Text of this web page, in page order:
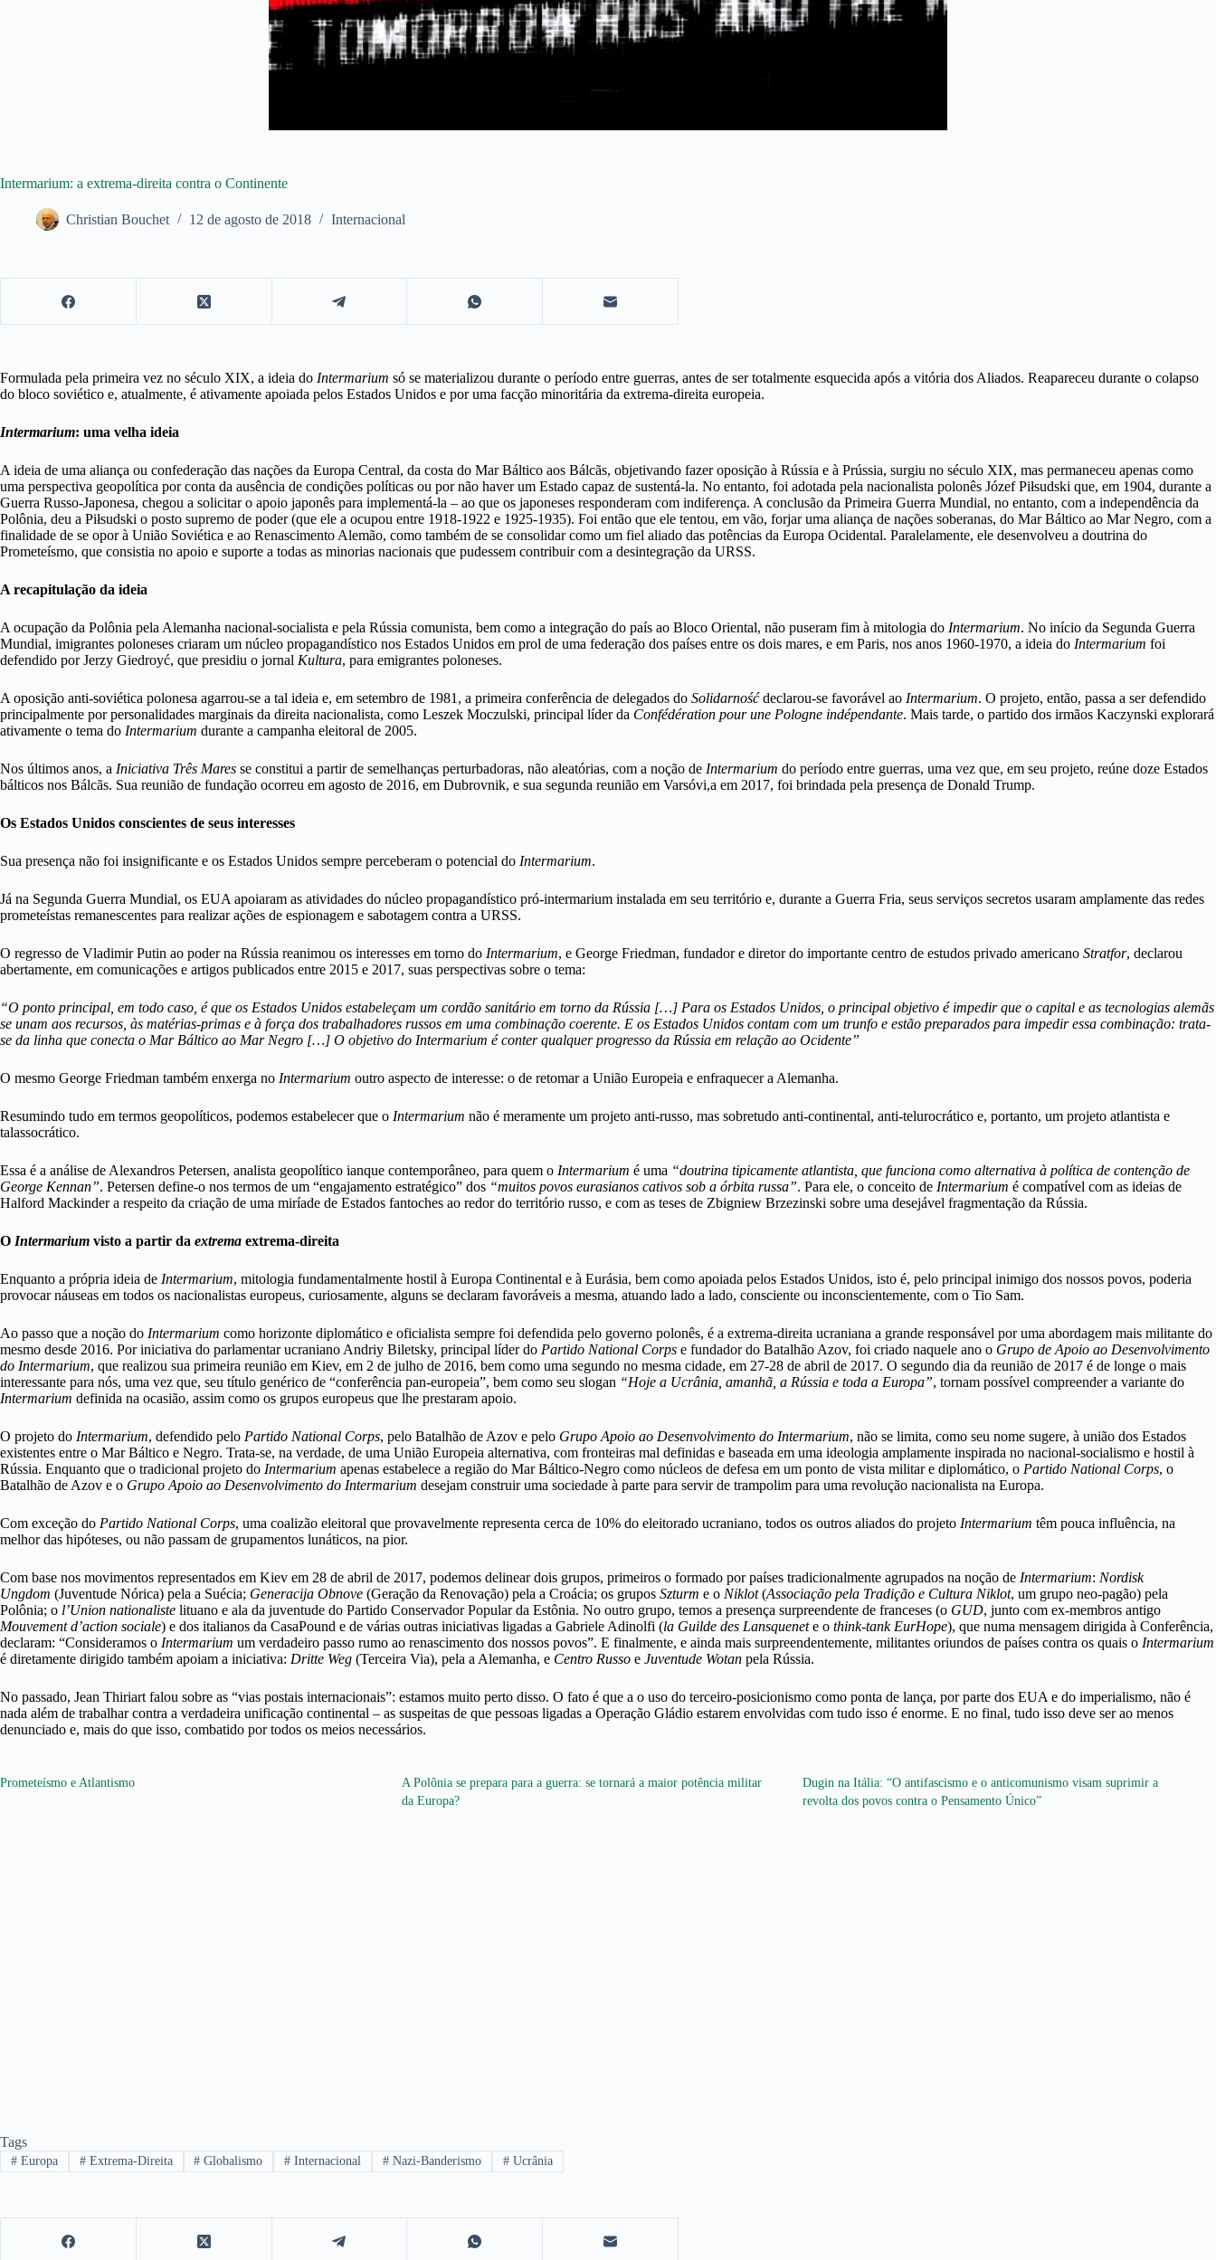
Intermarium: a extrema-direita contra o Continente
Christian Bouchet 12 de agosto de 2018 Internacional
Formulada pela primeira vez no século XIX, a ideia do Intermarium só se materializou durante o período entre guerras, antes de ser totalmente esquecida após a vitória dos Aliados. Reapareceu durante o colapso
do bloco soviético e, atualmente, é ativamente apoiada pelos Estados Unidos e por uma facção minoritária da extrema-direita europeia.
Intermarium: uma velha ideia
A ideia de uma aliança ou confederação das nações da Europa Central, da costa do Mar Báltico aos Bálcãs, objetivando fazer oposição à Rússia e à Prússia, surgiu no século XIX, mas permaneceu apenas como
uma perspectiva geopolítica por conta da ausência de condições políticas ou por não haver um Estado capaz de sustentá-la. No entanto, foi adotada pela nacionalista polonês Józef Piłsudski que, em 1904, durante a
Guerra Russo-Japonesa, chegou a solicitar o apoio japonês para implementá-la – ao que os japoneses responderam com indiferença. A conclusão da Primeira Guerra Mundial, no entanto, com a independência da
Polônia, deu a Piłsudski o posto supremo de poder (que ele a ocupou entre 1918-1922 e 1925-1935). Foi então que ele tentou, em vão, forjar uma aliança de nações soberanas, do Mar Báltico ao Mar Negro, com a
finalidade de se opor à União Soviética e ao Renascimento Alemão, como também de se consolidar como um fiel aliado das potências da Europa Ocidental. Paralelamente, ele desenvolveu a doutrina do
Prometeísmo, que consistia no apoio e suporte a todas as minorias nacionais que pudessem contribuir com a desintegração da URSS.
A recapitulação da ideia
A ocupação da Polônia pela Alemanha nacional-socialista e pela Rússia comunista, bem como a integração do país ao Bloco Oriental, não puseram fim à mitologia do Intermarium. No início da Segunda Guerra
Mundial, imigrantes poloneses criaram um núcleo propagandístico nos Estados Unidos em prol de uma federação dos países entre os dois mares, e em Paris, nos anos 1960-1970, a ideia do Intermarium foi
defendido por Jerzy Giedroyć, que presidiu o jornal Kultura, para emigrantes poloneses.
A oposição anti-soviética polonesa agarrou-se a tal ideia e, em setembro de 1981, a primeira conferência de delegados do Solidarnośćdeclarou-se favorável ao Intermarium. O projeto, então, passa a ser defendido
principalmente por personalidades marginais da direita nacionalista, como Leszek Moczulski, principal líder da Confédération pour une Pologne indépendante. Mais tarde, o partido dos irmãos Kaczynski explorará
ativamente o tema do Intermarium durante a campanha eleitoral de 2005.
Nos últimos anos, a Iniciativa Três Mares se constitui a partir de semelhanças perturbadoras, não aleatórias, com a noção de Intermarium do período entre guerras, uma vez que, em seu projeto, reúne doze Estados
bálticos nos Bálcãs. Sua reunião de fundação ocorreu em agosto de 2016, em Dubrovnik, e sua segunda reunião em Varsóvi,a em 2017, foi brindada pela presença de Donald Trump.
Os Estados Unidos conscientes de seus interesses
Sua presença não foi insignificante e os Estados Unidos sempre perceberam o potencial do Intermarium.
Já na Segunda Guerra Mundial, os EUA apoiaram as atividades do núcleo propagandístico pró-intermarium instalada em seu território e, durante a Guerra Fria, seus serviços secretos usaram amplamente das redes
prometeístas remanescentes para realizar ações de espionagem e sabotagem contra a URSS.
O regresso de Vladimir Putin ao poder na Rússia reanimou os interesses em torno do Intermarium, e George Friedman, fundador e diretor do importante centro de estudos privado americano Stratfor, declarou
abertamente, em comunicações e artigos publicados entre 2015 e 2017, suas perspectivas sobre o tema:
“O ponto principal, em todo caso, é que os Estados Unidos estabeleçam um cordão sanitário em torno da Rússia […] Para os Estados Unidos, o principal objetivo é impedir que o capital e as tecnologias alemãs
se unam aos recursos, às matérias-primas e à força dos trabalhadores russos em uma combinação coerente. E os Estados Unidos contam com um trunfo e estão preparados para impedir essa combinação: trata-
se da linha que conecta o Mar Báltico ao Mar Negro […] O objetivo do Intermarium é conter qualquer progresso da Rússia em relação ao Ocidente”
O mesmo George Friedman também enxerga no Intermarium outro aspecto de interesse: o de retomar a União Europeia e enfraquecer a Alemanha.
Resumindo tudo em termos geopolíticos, podemos estabelecer que o Intermarium não é meramente um projeto anti-russo, mas sobretudo anti-continental, anti-telurocrático e, portanto, um projeto atlantista e
talassocrático.
Essa é a análise de Alexandros Petersen, analista geopolítico ianque contemporâneo, para quem o Intermarium é uma “doutrina tipicamente atlantista, que funciona como alternativa à política de contenção de
George Kennan”. Petersen define-o nos termos de um “engajamento estratégico” dos “muitos povos eurasianos cativos sob a órbita russa”. Para ele, o conceito de Intermarium é compatível com as ideias de
Halford Mackinder a respeito da criação de uma miríade de Estados fantoches ao redor do território russo, e com as teses de Zbigniew Brzezinski sobre uma desejável fragmentação da Rússia.
O Intermarium visto a partir da extrema extrema-direita
Enquanto a própria ideia de Intermarium, mitologia fundamentalmente hostil à Europa Continental e à Eurásia, bem como apoiada pelos Estados Unidos, isto é, pelo principal inimigo dos nossos povos, poderia
provocar náuseas em todos os nacionalistas europeus, curiosamente, alguns se declaram favoráveis a mesma, atuando lado a lado, consciente ou inconscientemente, com o Tio Sam.
Ao passo que a noção do Intermarium como horizonte diplomático e oficialista sempre foi defendida pelo governo polonês, é a extrema-direita ucraniana a grande responsável por uma abordagem mais militante do
mesmo desde 2016. Por iniciativa do parlamentar ucraniano Andriy Biletsky, principal líder do Partido National Corps e fundador do Batalhão Azov, foi criado naquele ano o Grupo de Apoio ao Desenvolvimento
do Intermarium, que realizou sua primeira reunião em Kiev, em 2 de julho de 2016, bem como uma segundo no mesma cidade, em 27-28 de abril de 2017. O segundo dia da reunião de 2017 é de longe o mais
interessante para nós, uma vez que, seu título genérico de “conferência pan-europeia”, bem como seu slogan “Hoje a Ucrânia, amanhã, a Rússia e toda a Europa”, tornam possível compreender a variante do
Intermarium definida na ocasião, assim como os grupos europeus que lhe prestaram apoio.
O projeto do Intermarium, defendido pelo Partido National Corps, pelo Batalhão de Azov e pelo Grupo Apoio ao Desenvolvimento do Intermarium, não se limita, como seu nome sugere, à união dos Estados
existentes entre o Mar Báltico e Negro. Trata-se, na verdade, de uma União Europeia alternativa, com fronteiras mal definidas e baseada em uma ideologia amplamente inspirada no nacional-socialismo e hostil à
Rússia. Enquanto que o tradicional projeto do Intermarium apenas estabelece a região do Mar Báltico-Negro como núcleos de defesa em um ponto de vista militar e diplomático, o Partido National Corps, o
Batalhão de Azov e o Grupo Apoio ao Desenvolvimento do Intermarium desejam construir uma sociedade à parte para servir de trampolim para uma revolução nacionalista na Europa.
Com exceção do Partido National Corps, uma coalizão eleitoral que provavelmente representa cerca de 10% do eleitorado ucraniano, todos os outros aliados do projeto Intermarium têm pouca influência, na
melhor das hipóteses, ou não passam de grupamentos lunáticos, na pior.
Com base nos movimentos representados em Kiev em 28 de abril de 2017, podemos delinear dois grupos, primeiros o formado por países tradicionalmente agrupados na noção de Intermarium: Nordisk
Ungdom (Juventude Nórica) pela a Suécia; Generacija Obnove (Geração da Renovação) pela a Croácia; os grupos Szturm e o Niklot(Associação pela Tradição e Cultura Niklot, um grupo neo-pagão) pela
Polônia; o l’Union nationaliste lituano e ala da juventude do Partido Conservador Popular da Estônia. No outro grupo, temos a presença surpreendente de franceses (o GUD, junto com ex-membros antigo
Mouvement d’action sociale) e dos italianos da CasaPound e de várias outras iniciativas ligadas a Gabriele Adinolfi (la Guilde des Lansquenete o think-tank EurHope), que numa mensagem dirigida à Conferência,
declaram: “Consideramos o Intermarium um verdadeiro passo rumo ao renascimento dos nossos povos”. E finalmente, e ainda mais surpreendentemente, militantes oriundos de países contra os quais o Intermarium
é diretamente dirigido também apoiam a iniciativa: Dritte Weg (Terceira Via), pela a Alemanha, e Centro Russo e Juventude Wotan pela Rússia.
No passado, Jean Thiriart falou sobre as “vias postais internacionais”: estamos muito perto disso. O fato é que a o uso do terceiro-posicionismo como ponta de lança, por parte dos EUA e do imperialismo, não é
nada além de trabalhar contra a verdadeira unificação continental – as suspeitas de que pessoas ligadas a Operação Gládio estarem envolvidas com tudo isso é enorme. E no final, tudo isso deve ser ao menos
denunciado e, mais do que isso, combatido por todos os meios necessários.
Prometeísmo e Atlantismo
A Polônia se prepara para a guerra: se tornará a maior potência militar
da Europa?
Dugin na Itália: “O antifascismo e o anticomunismo visam suprimir a
revolta dos povos contra o Pensamento Único”
Tags
#Europa #Extrema-Direita # Globalismo # Internacional # Nazi-Banderismo #Ucrânia